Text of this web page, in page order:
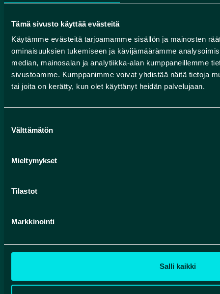
Tämä sivusto käyttää evästeitä
Käytämme evästeitä tarjoamamme sisällön ja mainosten
ominaisuuksien tukemiseen ja kävijämäärämme
median, mainosalan ja analytiikka-alan kumppaneillemme
sivustoamme. Kumppanimme voivat yhdistää näitä tietoja
tai joita on kerätty, kun olet käyttänyt heidän palvelujaan.
valinta
Välttämätön
Mieltymykset
Tilastot
Markkinointi
Salli kaikki
METSÄHALLITUKSEN
RETKEILYNEUVONTA
Rokuan kansallispuisto, Oulujärven retkeilyalue,
Liimanninkoski
HUMANPOLIS OY (ROKUA GEOPARK)
91500 Muhos
Tilaa Geoparkin uutiskirje